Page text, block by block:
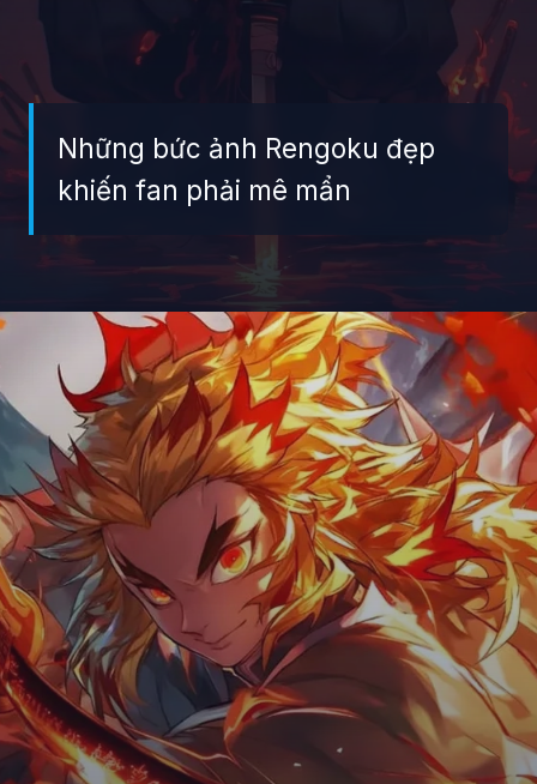
Những bức ảnh Rengoku đẹp
khiến fan phải mê mẩn
Đang mở https://giaydabonghana.com/rengoku